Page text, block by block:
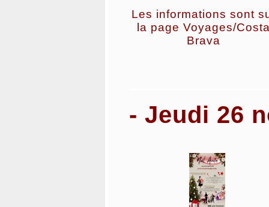
Les informations sont
la page Voyages/
Brava
- Jeudi 26